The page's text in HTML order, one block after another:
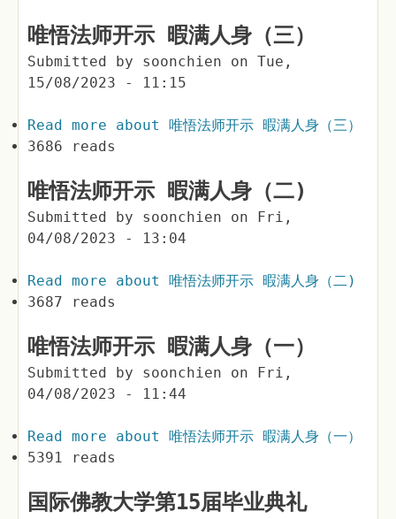
唯悟法师开示 暇满人身（三）
Submitted by soonchien on Tue,
15/08/2023 - 11:15
Read more about 唯悟法师开示 暇满人身（三）
3686 reads
唯悟法师开示 暇满人身（二)
Submitted by soonchien on Fri,
04/08/2023 - 13:04
Read more about 唯悟法师开示 暇满人身（二)
3687 reads
唯悟法师开示 暇满人身（一）
Submitted by soonchien on Fri,
04/08/2023 - 11:44
Read more about 唯悟法师开示 暇满人身（一）
5391 reads
国际佛教大学第15届毕业典礼